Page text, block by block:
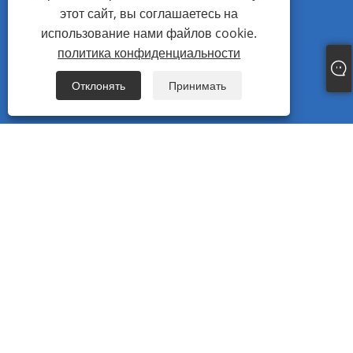
Электронная почта: master@wzjhfastener.com
Адрес: No.38 Baita Road, Guoxi Ouhai, Вэньчжоу,
Чжэцзян, Китай.
Fax: +86-577-86111555
этот сайт, вы соглашаетесь на
использование нами файлов cookie.
политика конфиденциальности
Отклонять Принимать